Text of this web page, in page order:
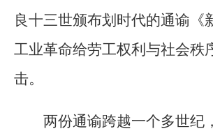
良十三世颁布划时代的通谕《
工业革命给劳工权利与社会秩
击。
两份通谕跨越一个多世纪